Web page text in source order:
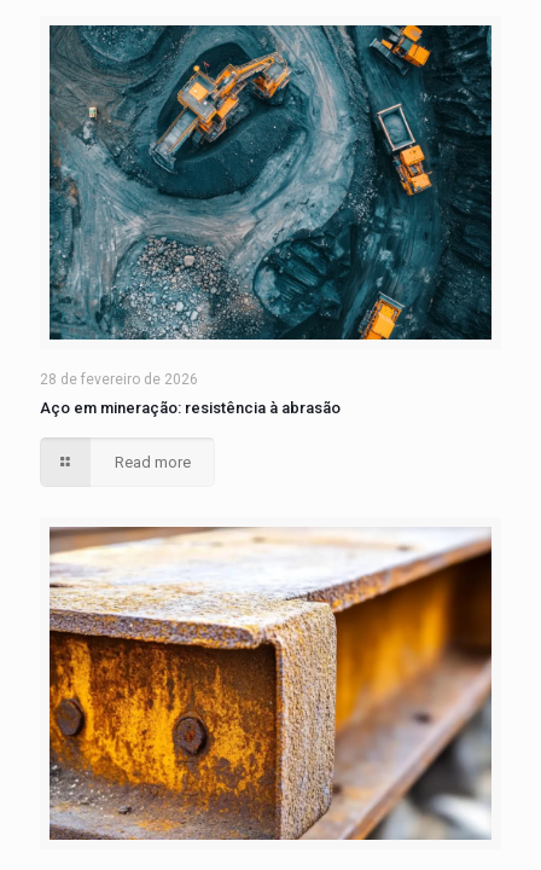
28 de fevereiro de 2026
Aço em mineração: resistência à abrasão
Read more